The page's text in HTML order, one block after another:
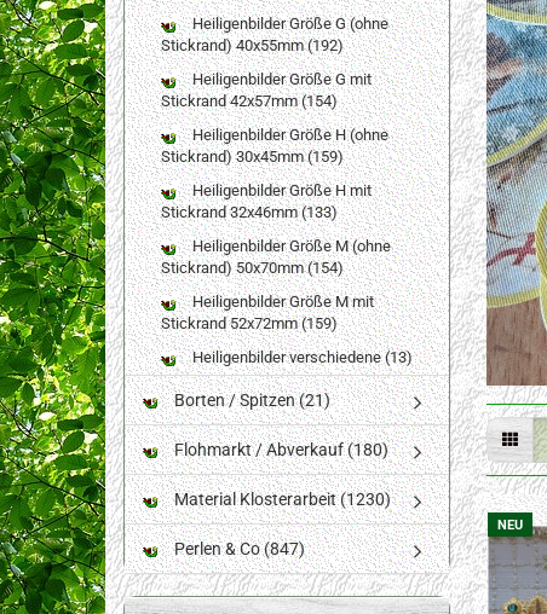
NEU
Heiligenbilder Größe G (ohne
Stickrand) 40x55mm (192)
Heiligenbilder Größe G mit
Stickrand 42x57mm (154)
Heiligenbilder Größe H (ohne
Stickrand) 30x45mm (159)
Heiligenbilder Größe H mit
Stickrand 32x46mm (133)
Heiligenbilder Größe M (ohne
Stickrand) 50x70mm (154)
Heiligenbilder Größe M mit
Stickrand 52x72mm (159)
Heiligenbilder verschiedene (13)
Borten / Spitzen (21)
Flohmarkt / Abverkauf (180)
Material Klosterarbeit (1230)
Perlen & Co (847)